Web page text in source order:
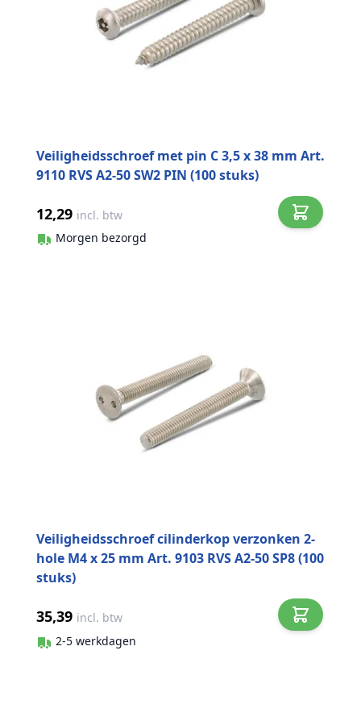
Veiligheidsschroef met pin C 3,5 x 38 mm Art.
9110 RVS A2-50 SW2 PIN (100 stuks)
12,29 incl. btw
Morgen bezorgd
Veiligheidsschroef cilinderkop verzonken 2-
hole M4 x 25 mm Art. 9103 RVS A2-50 SP8 (100
stuks)
35,39 incl. btw
2-5 werkdagen